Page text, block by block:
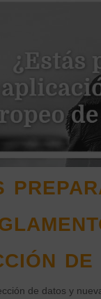
de
de datos y